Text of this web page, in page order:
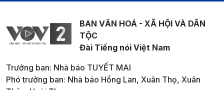
BAN VĂN HOÁ - XÃ HỘI VÀ DÂN
TỘC
Đài Tiếng nói Việt Nam
Trưởng ban: Nhà báo TUYẾT MAI
Phó trưởng ban: Nhà báo Hồng Lan, Xuân Thọ, Xuân